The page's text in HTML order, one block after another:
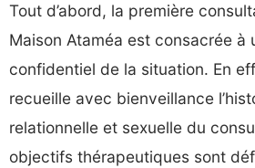
Tout d’abord, la première
Maison Ataméa est consacrée à
confidentiel de la situation. En
recueille avec bienveillance
relationnelle et sexuelle du
objectifs thérapeutiques sont